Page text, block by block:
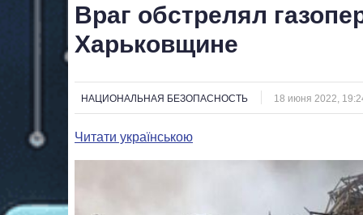
Враг обстрелял
Харьковщине
НАЦИОНАЛЬНАЯ БЕЗОПАСНОСТЬ 18 июня 2022,
Читати українською